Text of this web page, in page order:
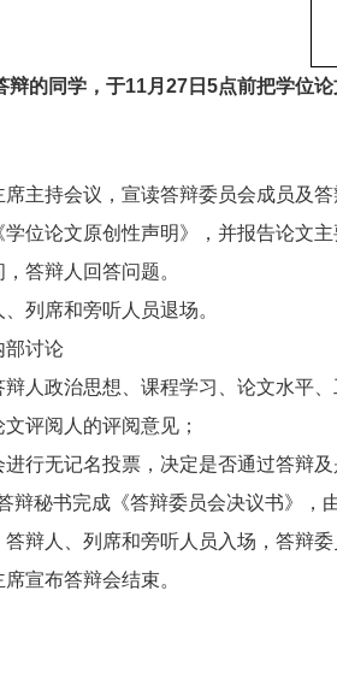
辩的同学，于11月 27 日 5点前把学位
席主持会议，宣读答辩委员会成员及
学位论文原创性声明》，并报告论文
，答辩人回答问题。
、列席和旁听人员退场。
部讨论
辩人政治思想、课程学习、论文水平
评阅人的评阅意见；
进行无记名投票，决定是否通过答辩
辩秘书完成《答辩委员会决议书》，
答辩人、列席和旁听人员入场，答辩
席宣布答辩会结束。